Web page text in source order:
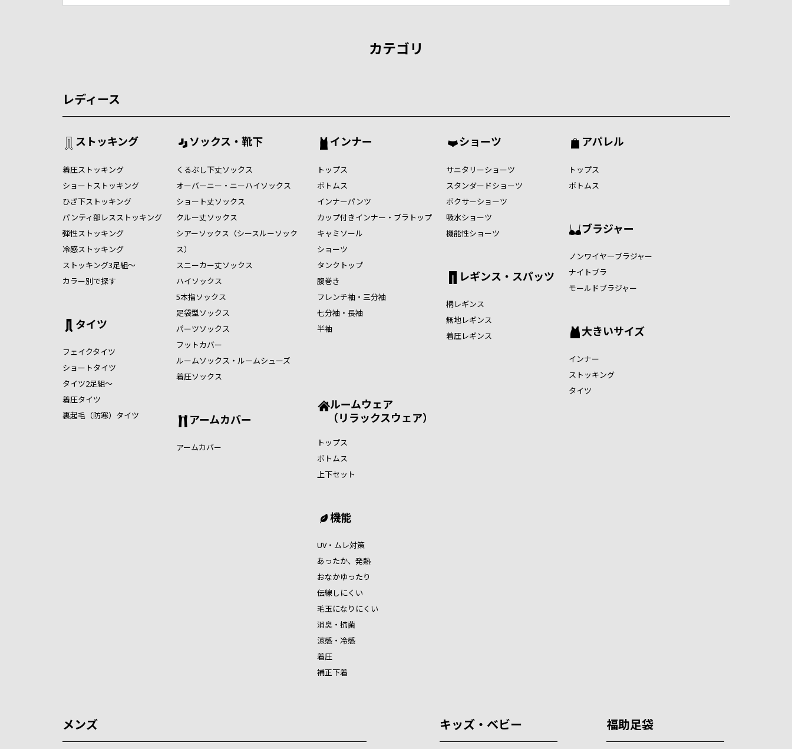
カテゴリ
レディース
ストッキング
着圧ストッキング
ショートストッキング
ひざ下ストッキング
パンティ部レスストッキング
弾性ストッキング
冷感ストッキング
ストッキング3足組～
カラー別で探す
タイツ
フェイクタイツ
ショートタイツ
タイツ2足組～
着圧タイツ
裏起毛（防寒）タイツ
ソックス・靴下
くるぶし下丈ソックス
オーバーニー・ニーハイソックス
ショート丈ソックス
クルー丈ソックス
シアーソックス（シースルーソック
ス）
スニーカー丈ソックス
ハイソックス
5本指ソックス
足袋型ソックス
パーツソックス
フットカバー
ルームソックス・ルームシューズ
着圧ソックス
アームカバー
アームカバー
インナー
トップス
ボトムス
インナーパンツ
カップ付きインナー・ブラトップ
キャミソール
ショーツ
タンクトップ
腹巻き
フレンチ袖・三分袖
七分袖・長袖
半袖
ショーツ
サニタリーショーツ
スタンダードショーツ
ボクサーショーツ
吸水ショーツ
機能性ショーツ
レギンス・スパッツ
柄レギンス
無地レギンス
着圧レギンス
アパレル
トップス
ボトムス
ブラジャー
ノンワイヤ―ブラジャー
ナイトブラ
モールドブラジャー
大きいサイズ
インナー
ストッキング
タイツ
ルームウェア
（リラックスウェア）
トップス
ボトムス
上下セット
機能
UV・ムレ対策
あったか、発熱
おなかゆったり
伝線しにくい
毛玉になりにくい
消臭・抗菌
涼感・冷感
着圧
補正下着
メンズ キッズ・ベビー 福助足袋